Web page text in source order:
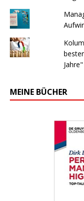
Jahre"
MEINE BÜCHER